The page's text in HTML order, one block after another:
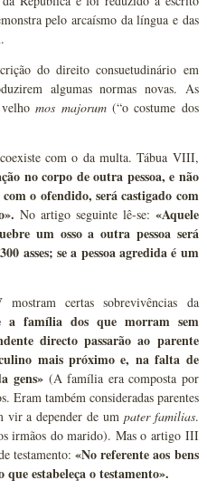
pelo arcaísmo da língua e das
do direito consuetudinário em
algumas normas novas. As
velhomos majorum(“o costume dos
com o da multa. Tábua VIII,
no corpo de outra pessoa, e não
o ofendido, será castigado com
No artigo seguinte lê-se: «Aquele
um osso a outra pessoa será
asses; se a pessoa agredida é um
certas sobrevivências da
a família dos que morram sem
directo passarão ao parente
mais próximo e, na falta de
gens» (A família era composta por
Eram também consideradas parentes
vir a depender de um pater familias.
irmãos do marido). Mas o artigo III
testamento:«No referente aos bens
que estabeleça o testamento».